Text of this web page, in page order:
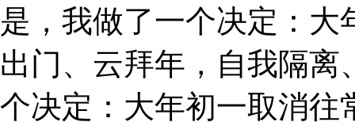
是，我做了一个决定：
出门、云拜年，自我隔
个决定：大年初一取消往